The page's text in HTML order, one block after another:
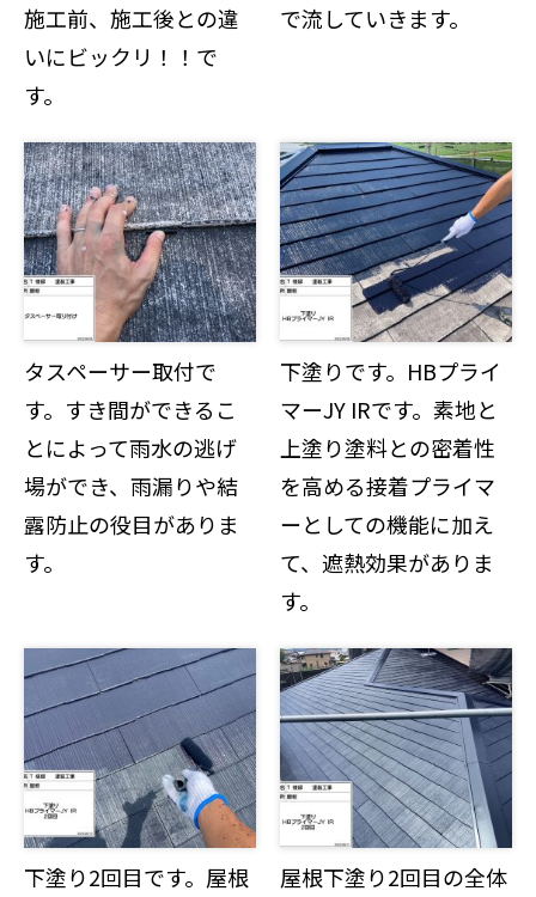
施工前、施工後との違
いにビックリ！！で
す。
で流していきます。
タスペーサー取付で
す。すき間ができるこ
とによって雨水の逃げ
場ができ、雨漏りや結
露防止の役目がありま
す。
下塗りです。HBプライ
マーJY IRです。素地と
上塗り塗料との密着性
を高める接着プライマ
ーとしての機能に加え
て、遮熱効果がありま
す。
下塗り2回目です。屋根
屋根下塗り2回目の全体